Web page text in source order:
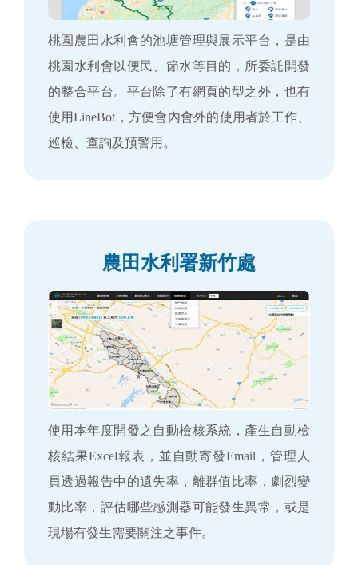
桃園農田水利會的池塘管理與展示平台，是由
桃園水利會以便民、節水等目的，所委託開發
的整合平台。平台除了有網頁的型之外，也有
使用LineBot，方便會內會外的使用者於工作、
巡檢、查詢及預警用。
農田水利署新竹處
使用本年度開發之自動檢核系統，產生自動檢
核結果Excel報表，並自動寄發Email，管理人
員透過報告中的遺失率，離群值比率，劇烈變
動比率，評估哪些感測器可能發生異常，或是
現場有發生需要關注之事件。